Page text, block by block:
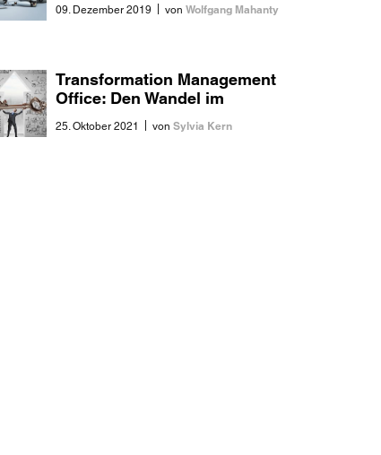
09. Dezember 2019 von Wolfgang Mahanty
Transformation Management
Office: Den Wandel im
Unternehmen erfolgreich
meistern
25. Oktober 2021 von Sylvia Kern